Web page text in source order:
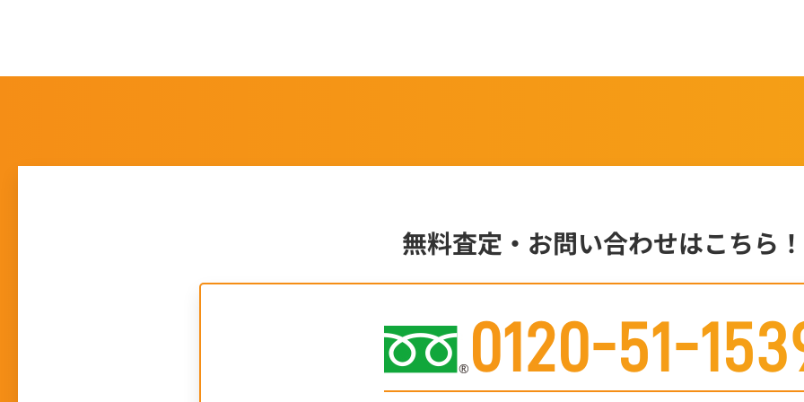
無料査定・お問い合わせはこちら！
0120-51-